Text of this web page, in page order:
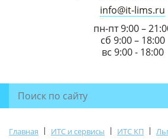
info@it-lims.ru
пн-пт 9:00 –
сб 9:00 – 18:00
вс 9:00 - 18:00
Главная | ИТС и сервисы | ИТС КП |